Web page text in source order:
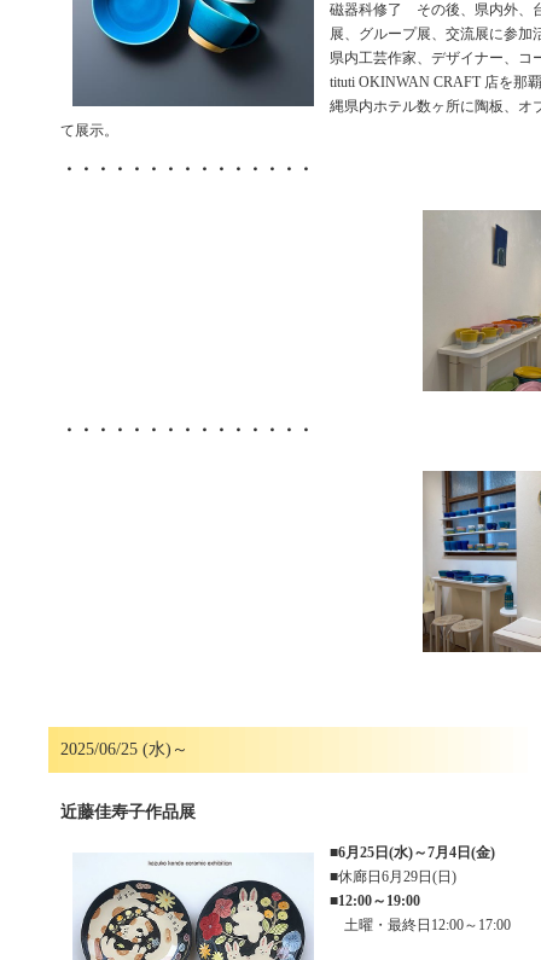
磁器科修了 その後、県内外、
展、グループ展、交流展に参加
県内工芸作家、デザイナー、コ
tituti OKINWAN CRAFT 店を那
縄県内ホテル数ヶ所に陶板、オ
て展示。
・・・・・・・・・・・・・・・
・・・・・・・・・・・・・・・
2025/06/25 (水)～
近藤佳寿子作品展
■6月25日(水)～7月4日(金)
■休廊日6月29日(日)
■12:00～19:00
土曜・最終日12:00～17:00